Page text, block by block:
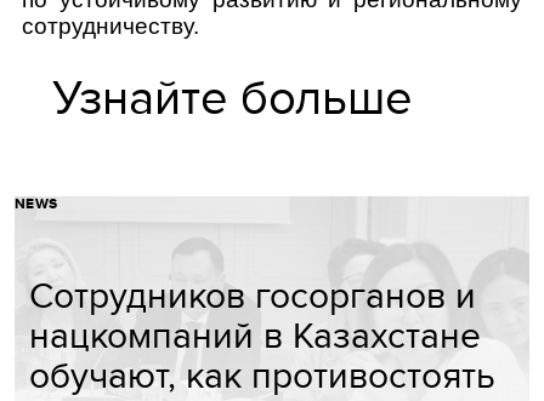
сотрудничеству.
Узнайте больше
NEWS
Сотрудников госорганов и
нацкомпаний в Казахстане
обучают, как противостоять